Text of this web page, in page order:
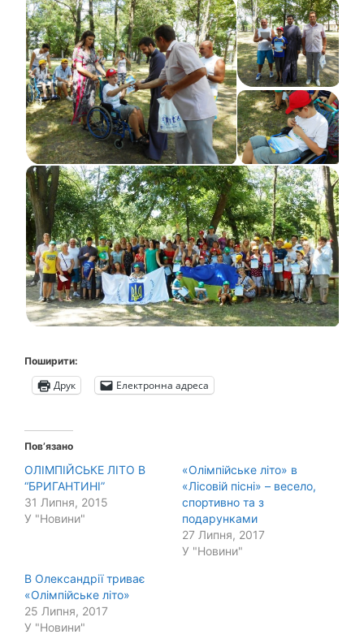
Поширити:
Друк Електронна адреса
Пов’язано
ОЛІМПІЙСЬКЕ ЛІТО В
“БРИГАНТИНІ”
31 Липня, 2015
У "Новини"
«Олімпійське літо» в
«Лісовій пісні» – весело,
спортивно та з
подарунками
27 Липня, 2017
У "Новини"
В Олександрії триває
«Олімпійське літо»
25 Липня, 2017
У "Новини"